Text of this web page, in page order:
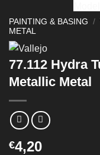
PAINTING & BASING /
METAL
77.112 Hydra
Metallic Metal
€4,20